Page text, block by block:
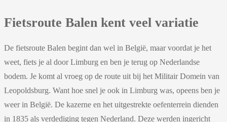
Fietsroute Balen kent veel variatie
De fietsroute Balen begint dan wel in België, maar voordat je het
weet, fiets je al door Limburg en ben je terug op Nederlandse
bodem. Je komt al vroeg op de route uit bij het Militair Domein van
Leopoldsburg. Want hoe snel je ook in Limburg was, opeens ben je
weer in België. De kazerne en het uitgestrekte oefenterrein dienden
in 1835 als verdediging tegen Nederland. Deze werden ingericht